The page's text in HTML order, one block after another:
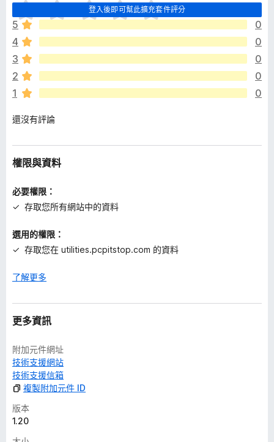
登入後即可幫此擴充套件評分
目
前
沒
有
評
分
5
0
4
0
3
0
2
0
1
0
還沒有評論
權限與資料
必要權限：
存取您所有網站中的資料
選用的權限：
存取您在 utilities.pcpitstop.com 的資料
了解更多
更多資訊
附加元件網址
技術支援網站
技術支援信箱
複製附加元件 ID
版本
1.20